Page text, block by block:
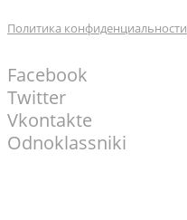
Политика конфиденциальности
Facebook
Twitter
Vkontakte
Odnoklassniki